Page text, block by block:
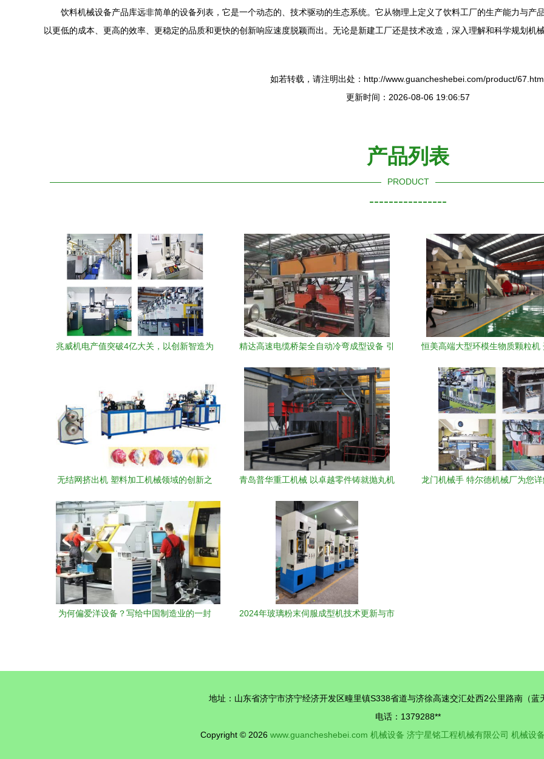
饮料机械设备产品库远非简单的设备列表，它是一个动态的、技术驱动的生态系统。它从物理上定义了饮料工厂的生产能力与产
以更低的成本、更高的效率、更稳定的品质和更快的创新响应速度脱颖而出。无论是新建工厂还是技术改造，深入理解和科学规划机
如若转载，请注明出处：http://www.guancheshebei.com/product/
更新时间：2026-08-06 19:06:57
产品列表
PRODUCT
----------------
兆威机电产值突破4亿大关，以创新智造为
精达高速电缆桥架全自动冷弯成型设备 引
恒美高端大型环模生物质颗粒机
无结网挤出机 塑料加工机械领域的创新之
青岛普华重工机械 以卓越零件铸就抛丸机
龙门机械手 特尔德机械厂为您
为何偏爱洋设备？写给中国制造业的一封
2024年玻璃粉末伺服成型机技术更新与市
地址：山东省济宁市济宁经济开发区疃里镇S338省道与济徐高速交汇处西2公里路南（蓝
电话：1379288**
Copyright © 2026 www.guancheshebei.com 机械设备 济宁星铭工程机械有限公司 机械设备